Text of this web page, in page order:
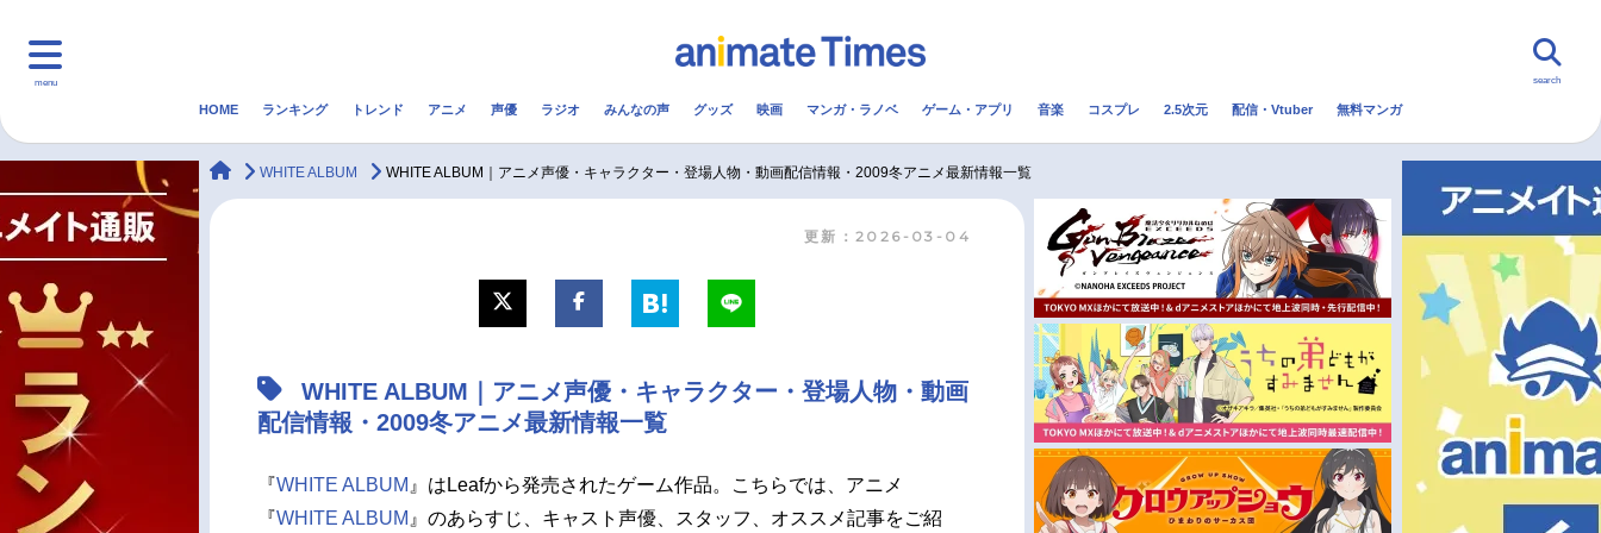
menu
マンガ・ラノベ 2.5次元 配信・Vtuber トレンド 無料マンガ
声優記事一覧
アニメ映画一覧
男性声優/女性声優一覧
今期アニメ曜日別一覧
夏アニメ
秋アニメ
冬アニメ
search
HOME ランキング トレンド アニメ 声優 ラジオ みんなの声 グッズ 映画 マンガ・ラノベ ゲーム・アプリ 音楽 コスプレ 2.5次元 配信・Vtuber 無料マンガ
animateTimes
WHITE ALBUM WHITE ALBUM｜アニメ声優・キャラクター・登場人物・動画配信情報・2009冬アニメ最新情報一覧
更新：2026-03-04
WHITE ALBUM｜アニメ声優・キャラクター・登場人物・動画
配信情報・2009冬アニメ最新情報一覧
『WHITE ALBUM 』はLeafから発売されたゲーム作品。こちらでは、アニメ
『WHITE ALBUM 』のあらすじ、キャスト声優、スタッフ、オススメ記事をご紹